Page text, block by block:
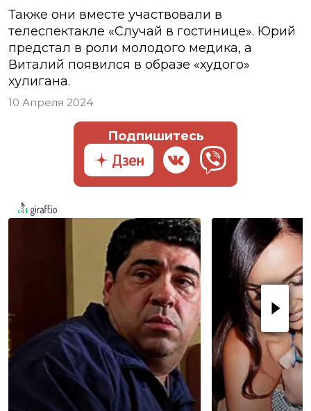
Также они вместе участвовали в
телеспектакле «Случай в гостинице». Юрий
предстал в роли молодого медика, а
Виталий появился в образе «худого»
хулигана.
10 Апреля 2024
Подпишитесь